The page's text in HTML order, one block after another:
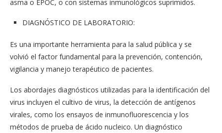
asma o EPOC, o con sistemas inmunológicos suprimidos.
DIAGNÓSTICO DE LABORATORIO:
Es una importante herramienta para la salud pública y se
volvió el factor fundamental para la prevención, contención,
vigilancia y manejo terapéutico de pacientes.
Los abordajes diagnósticos utilizadas para la identificación del
virus incluyen el cultivo de virus, la detección de antígenos
virales, como los ensayos de inmunofluorescencia y los
métodos de prueba de ácido nucleico. Un diagnóstico